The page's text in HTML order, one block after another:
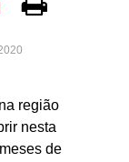
região
nesta
de